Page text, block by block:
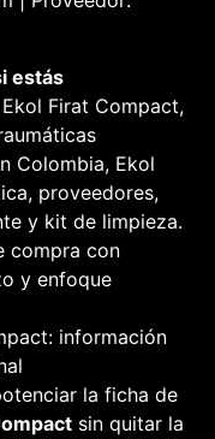
estás
Firat Compact,
Colombia, Ekol
proveedores,
y kit de limpieza.
compra con
y enfoque
información
la ficha de
sin quitar la